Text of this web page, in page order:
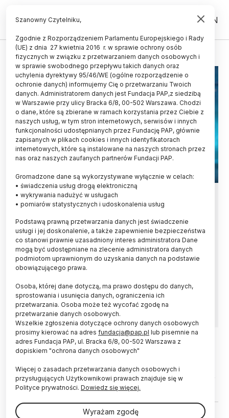
PL EN
PRAWO
Prezydent podpisał ustawę
regulującą rynek sztucznej
inteligencji w Polsce
Prezydent Karol Nawrocki podpisał ustawę
regulującą rynek sztucznej inteligencji w Polsce
- poinformowała w piątek kancelaria
nadzoru rynku, czyli Komisji Rozwoju i
Bezpieczeństwa Sztucznej Inteligencji.
PRAWO 22.07.2026
W konsultacjach projekt o
zamrożeniu funduszu socjalnego na
uczelniach na kolejne 10 lat
Szanowny Czytelniku,
Zgodnie z Rozporządzeniem Parlamentu Europejskiego i Rady
(UE) z dnia 27 kwietnia 2016 r. w sprawie ochrony osób
fizycznych w związku z przetwarzaniem danych osobowych i
w sprawie swobodnego przepływu takich danych oraz
uchylenia dyrektywy 95/46/WE (ogólne rozporządzenie o
ochronie danych) informujemy Cię o przetwarzaniu Twoich
danych. Administratorem danych jest Fundacja PAP,z siedzibą
w Warszawie przy ulicy Bracka 6/8, 00-502 Warszawa. Chodzi
o dane, które są zbierane w ramach korzystania przez Ciebie z
naszych usług, w tym stron internetowych, serwisów i innych
funkcjonalności udostępnianych przez Fundację PAP, głównie
zapisanych w plikach cookies i innych identyfikatorach
internetowych, które są instalowane na naszych stronach przez
nas oraz naszych zaufanych partnerów Fundacji PAP.
Gromadzone dane są wykorzystywane wyłącznie w celach:
• świadczenia usług drogą elektroniczną
• wykrywania nadużyć w usługach
• pomiarów statystycznych i udoskonalenia usług
Podstawą prawną przetwarzania danych jest świadczenie
usługi i jej doskonalenie, a także zapewnienie bezpieczeństwa
co stanowi prawnie uzasadniony interes administratora Dane
mogą być udostępniane na zlecenie administratora danych
podmiotom uprawnionym do uzyskania danych na podstawie
obowiązującego prawa.
Osoba, której dane dotyczą, ma prawo dostępu do danych,
sprostowania i usunięcia danych, ograniczenia ich
przetwarzania. Osoba może też wycofać zgodę na
przetwarzanie danych osobowych.
Wszelkie zgłoszenia dotyczące ochrony danych osobowych
prosimy kierować na adres fundacja@pap.pl lub pisemnie na
adres Fundacja PAP, ul. Bracka 6/8, 00-502 Warszawa z
dopiskiem "ochrona danych osobowych"
Więcej o zasadach przetwarzania danych osobowych i
przysługujących Użytkownikowi prawach znajduje się w
Polityce prywatności. Dowiedz się więcej.
Wyrażam zgodę